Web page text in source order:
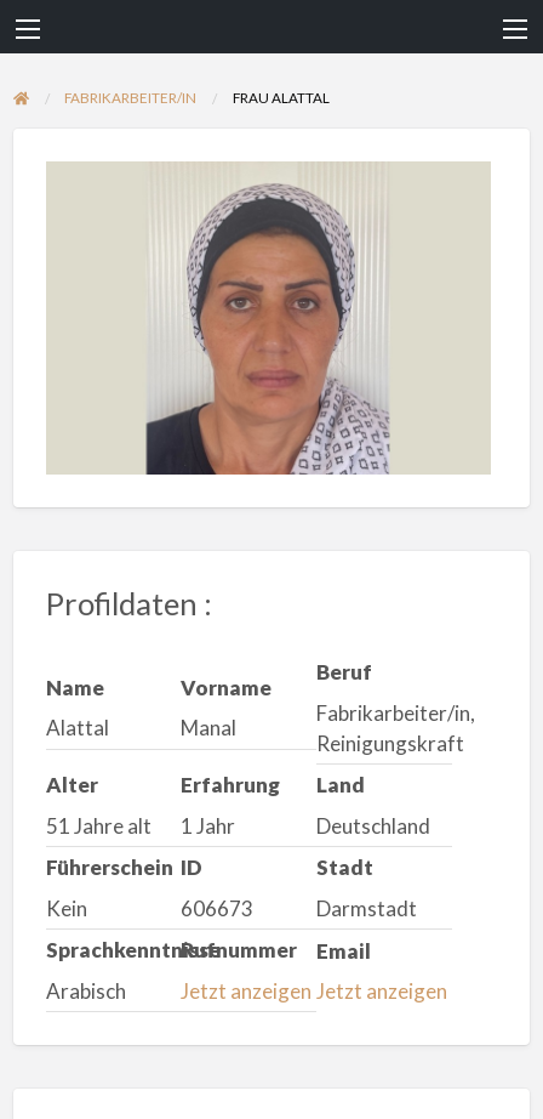
FABRIKARBEITER/IN FRAU ALATTAL
Profildaten :
Name
Alattal
Vorname
Manal
Beruf
Fabrikarbeiter/in,
Reinigungskraft
Alter
51 Jahre alt
Erfahrung
1 Jahr
Land
Deutschland
Führerschein
Kein
ID
606673
Stadt
Darmstadt
Sprachkenntnisse
Arabisch
Rufnummer
Jetzt anzeigen
Email
Jetzt anzeigen